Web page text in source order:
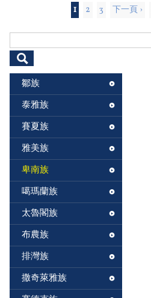
1 2 3 下一頁 ›
搜尋表單
鄒族
泰雅族
賽夏族
雅美族
卑南族
噶瑪蘭族
太魯閣族
布農族
排灣族
撒奇萊雅族